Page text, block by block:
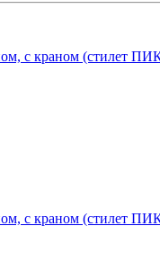
с краном (стилет
с краном (стилет